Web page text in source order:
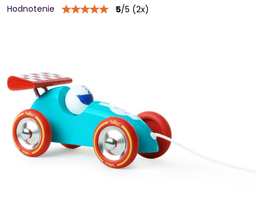
Hodnotenie 5/5 (2x)